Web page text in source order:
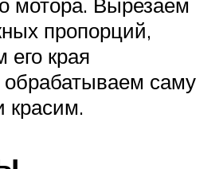
мотора. Вырезаем
пропорций,
его края
саму
красим.